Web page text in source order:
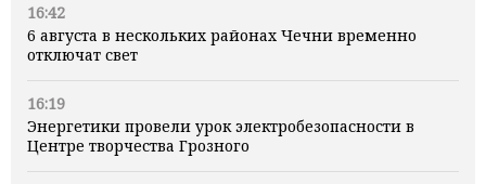
16:42
6 августа в нескольких районах Чечни временно
отключат свет
16:19
Энергетики провели урок электробезопасности в
Центре творчества Грозного